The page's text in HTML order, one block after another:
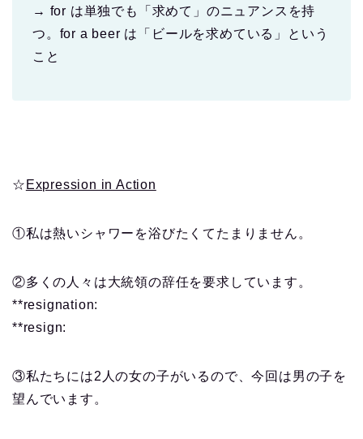
→ for は単独でも「求めて」のニュアンスを持
つ。for a beer は「ビールを求めている」という
こと
☆ Expression in Action
①私は熱いシャワーを浴びたくてたまりません。
②多くの人々は大統領の辞任を要求しています。
**resignation:
**resign:
③私たちには2人の女の子がいるので、今回は男の子を
望んでいます。